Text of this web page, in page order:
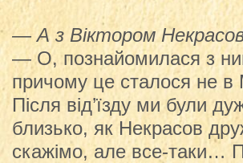
— А з Віктором
— О, познайомилася з
причому це сталося не в
Після від’їзду ми були
близько, як Некрасов
скажімо, але все-таки…